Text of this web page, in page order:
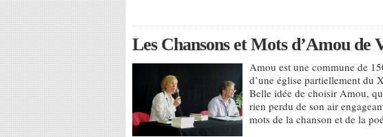
Les Chansons et Mots d’Amou de
Amou est une commune de
d’une église partiellement du
Belle idée de choisir Amou,
rien perdu de son air
mots de la chanson et de la